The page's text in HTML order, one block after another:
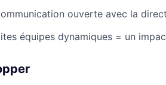
ouverte avec la
équipes dynamiques = un